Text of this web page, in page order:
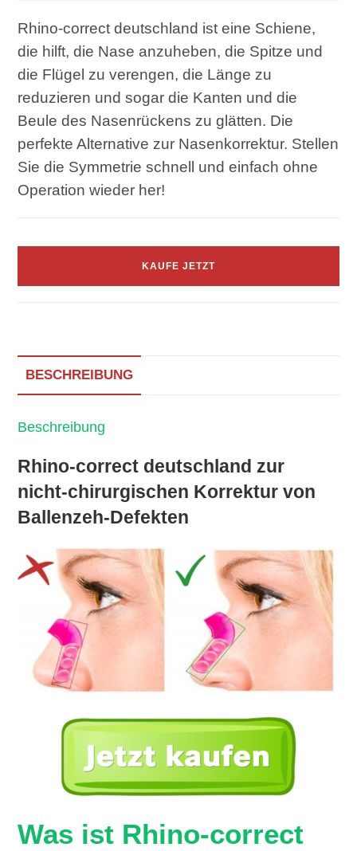
Rhino-correct deutschland ist eine Schiene,
die hilft, die Nase anzuheben, die Spitze und
die Flügel zu verengen, die Länge zu
reduzieren und sogar die Kanten und die
Beule des Nasenrückens zu glätten. Die
perfekte Alternative zur Nasenkorrektur. Stellen
Sie die Symmetrie schnell und einfach ohne
Operation wieder her!
KAUFE JETZT
BESCHREIBUNG
Beschreibung
Rhino-correct deutschland zur
nicht-chirurgischen Korrektur von
Ballenzeh-Defekten
Was ist Rhino-correct